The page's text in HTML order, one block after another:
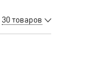
30 товаров